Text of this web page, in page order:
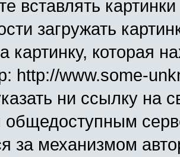
вставлять
загружать
картинку, которая
http://www.some-
ни ссылку на
общедоступным
за механизмом